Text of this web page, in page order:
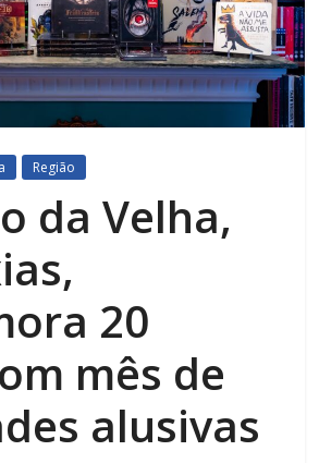
Região
da Velha,
20
mês de
alusivas